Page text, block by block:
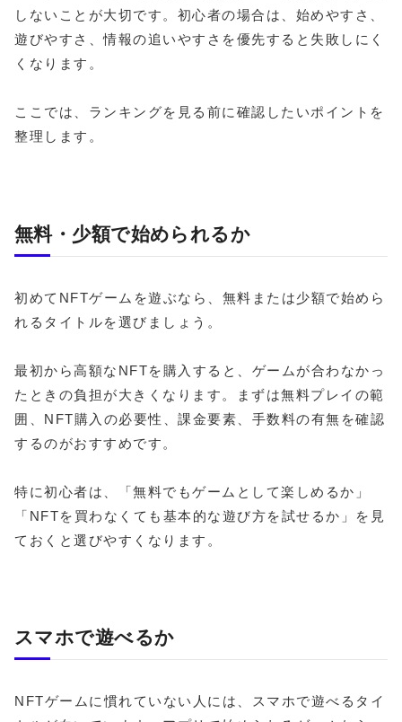
しないことが大切です。初心者の場合は、始めやすさ、
遊びやすさ、情報の追いやすさを優先すると失敗しにく
くなります。
ここでは、ランキングを見る前に確認したいポイントを
整理します。
無料・少額で始められるか
初めてNFTゲームを遊ぶなら、無料または少額で始めら
れるタイトルを選びましょう。
最初から高額なNFTを購入すると、ゲームが合わなかっ
たときの負担が大きくなります。まずは無料プレイの範
囲、NFT購入の必要性、課金要素、手数料の有無を確認
するのがおすすめです。
特に初心者は、「無料でもゲームとして楽しめるか」
「NFTを買わなくても基本的な遊び方を試せるか」を見
ておくと選びやすくなります。
スマホで遊べるか
NFTゲームに慣れていない人には、スマホで遊べるタイ